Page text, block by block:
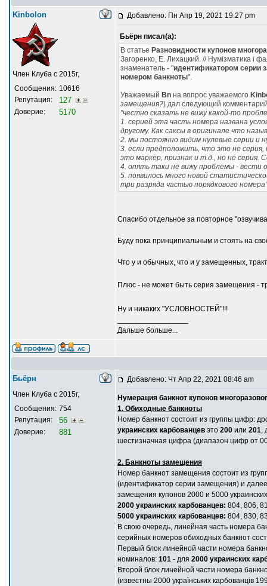
Kinbolon
Член Клуба с 2015г,
Сообщения: 10616
Репутация:
127
Доверие: 5170
Добавлено: Пн Апр 19, 2021 19:27 pm
Бьёрн писал(а):
В статье Разновидности купонов
Загоренко, Е. Лихацкий. // Нумізматика і
знаменатель - "идентификатором серии
номером банкноты".
Уважаемый Bn на вопрос уважаемого
замещения?) дал следующий
"честно сказать не вижу какой-то
1. серией эта часть номера названа
другому. Как саксы в оригинале что
2. мы постоянно видим нулевые серии и
3. если предположить, что это не
это маркер, признак и т.д., но не серия.
4. опять таки не вижу проблемы - вести
5. появилось много новой
три разряда частью порядкового
Спасибо отдельное за повторное
Буду пока принципиальным и стоять на
Что у и обычных, что и у замещенных,
Плюс - не может быть серия замещения -
Ну и никаких "УСЛОВНОСТЕЙ"!!!
Дальше больше...
Бьёрн
Член Клуба с 2015г,
Сообщения: 754
Репутация:
56
Доверие: 881
Добавлено: Чт Апр 22, 2021 08:46 am
Нумерация банкнот купонов
1. Обиходные банкноты
Номер банкнот состоит из группы цифр:
украинских карбованцев это 200 или 201
шестизначная цифра (диапазон цифр от
2. Банкноты замещения
Номер банкнот замещения состоит из
(идентификатор серии замещения) и
замещения купонов 2000 и 5000
2000 украинских карбованцев: 804, 806,
5000 украинских карбованцев: 804, 830,
В свою очередь, линейная часть номера
серийных номеров обиходных банкнот
Первый блок линейной части номера
номиналов: 101 - для 2000 украинских
Второй блок линейной части номера
(известны 2000 українських